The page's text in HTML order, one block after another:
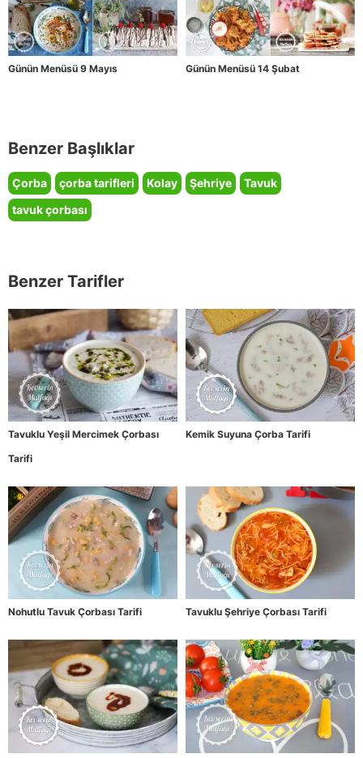
Günün Menüsü 9 Mayıs Günün Menüsü 14 Şubat
Benzer Başlıklar
Çorba çorba tarifleri Kolay Şehriye
Tavuk
tavuk çorbası
Benzer Tarifler
Tavuklu Yeşil Mercimek Çorbası
Tarifi
Kemik Suyuna Çorba Tarifi
Nohutlu Tavuk Çorbası Tarifi Tavuklu Şehriye Çorbası Tarifi